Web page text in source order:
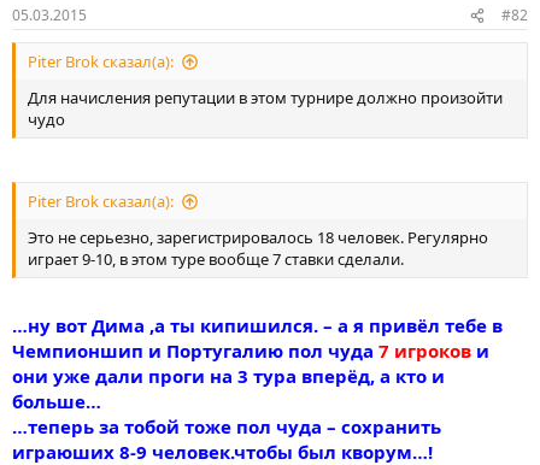
05.03.2015 #82
Piter Brok сказал(а):
Для начисления репутации в этом турнире должно произойти
чудо
Piter Brok сказал(а):
Это не серьезно, зарегистрировалось 18 человек. Регулярно
играет 9-10, в этом туре вообще 7 ставки сделали.
…ну вот Дима ,а ты кипишился. – а я привёл тебе в
Чемпионшип и Португалию пол чуда 7 игроков и
они уже дали проги на 3 тура вперёд, а кто и
больше…
…теперь за тобой тоже пол чуда – сохранить
играюших 8-9 человек.чтобы был кворум…!